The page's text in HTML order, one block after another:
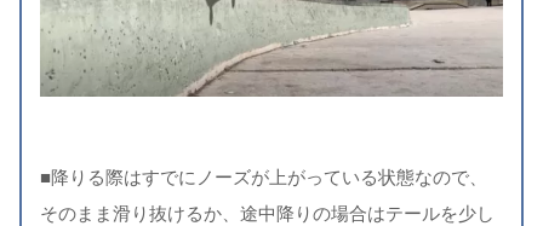
■降りる際はすでにノーズが上がっている状態なので、
そのまま滑り抜けるか、途中降りの場合はテールを少し